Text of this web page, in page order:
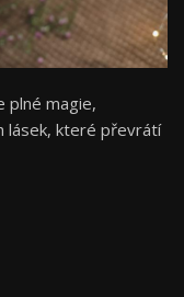
plné magie,
lásek, které převrátí